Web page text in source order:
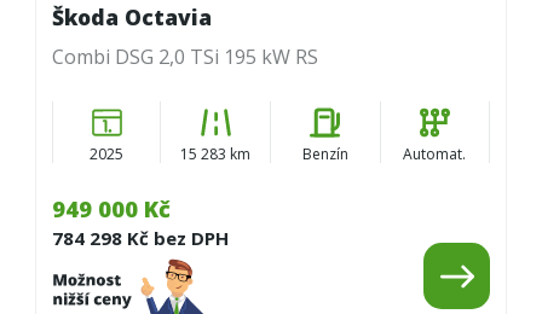
949 000 Kč
784 298 Kč bez DPH
Škoda Octavia
Combi DSG 2,0 TSi 195 kW RS
2025 15 283 km Benzín Automat.